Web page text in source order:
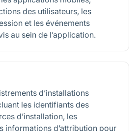
des utilisateurs, les
et les événements
au sein de l’application.
d’installations
les identifiants des
d’installation, les
informations d’attribution pour